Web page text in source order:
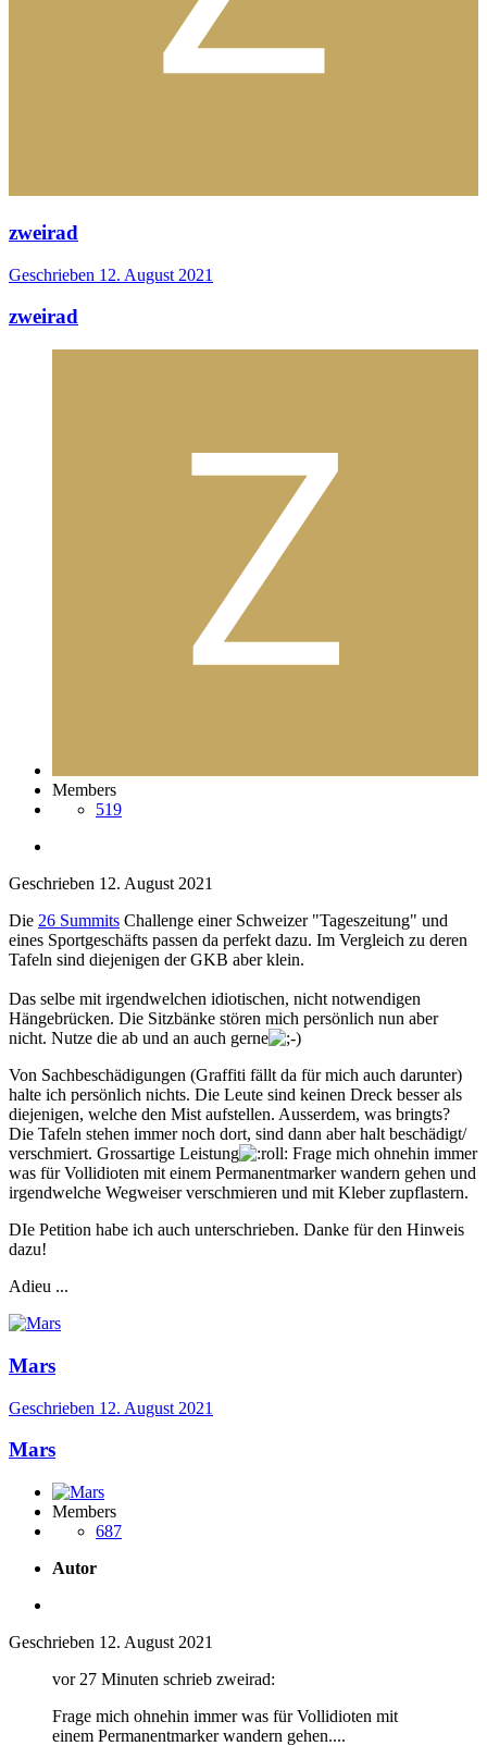
zweirad
Geschrieben 12. August 2021
zweirad
Members
519
Geschrieben 12. August 2021
Die 26 Summits Challenge einer Schweizer "Tageszeitung" und
eines Sportgeschäfts passen da perfekt dazu. Im Vergleich zu deren
Tafeln sind diejenigen der GKB aber klein.
Das selbe mit irgendwelchen idiotischen, nicht notwendigen
Hängebrücken. Die Sitzbänke stören mich persönlich nun aber
nicht. Nutze die ab und an auch gerne
Von Sachbeschädigungen (Graffiti fällt da für mich auch darunter)
halte ich persönlich nichts. Die Leute sind keinen Dreck besser als
diejenigen, welche den Mist aufstellen. Ausserdem, was bringts?
Die Tafeln stehen immer noch dort, sind dann aber halt beschädigt/
verschmiert. Grossartige Leistung
Frage mich ohnehin immer
was für Vollidioten mit einem Permanentmarker wandern gehen und
irgendwelche Wegweiser verschmieren und mit Kleber zupflastern.
DIe Petition habe ich auch unterschrieben. Danke für den Hinweis
dazu!
Adieu ...
Mars
Geschrieben 12. August 2021
Mars
Members
687
Autor
Geschrieben 12. August 2021
vor 27 Minuten schrieb zweirad:
Frage mich ohnehin immer was für Vollidioten mit
einem Permanentmarker wandern gehen....